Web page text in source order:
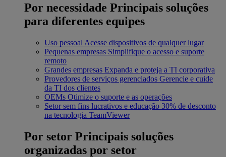
Por necessidade Principais soluções
para diferentes equipes
Uso pessoal Acesse dispositivos de qualquer lugar
Pequenas empresas Simplifique o acesso e suporte
remoto
Grandes empresas Expanda e proteja a TI corporativa
Provedores de serviços gerenciados Gerencie e cuide
da TI dos clientes
OEMs Otimize o suporte e as operações
Setor sem fins lucrativos e educação 30% de desconto
na tecnologia TeamViewer
Por setor Principais soluções
organizadas por setor